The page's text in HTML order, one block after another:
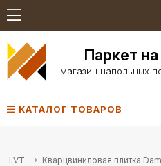
Паркет
магазин напольных
КАТАЛОГ ТОВАРОВ
LVT Кварцвиниловая плитка